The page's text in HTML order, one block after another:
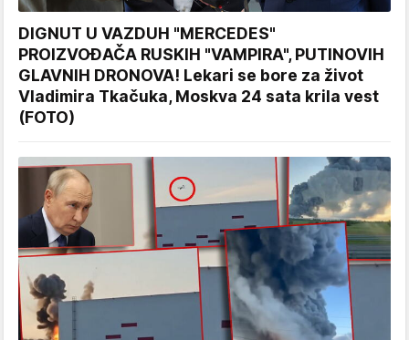
DIGNUT U VAZDUH "MERCEDES"
PROIZVOĐAČA RUSKIH "VAMPIRA", PUTINOVIH
GLAVNIH DRONOVA! Lekari se bore za život
Vladimira Tkačuka, Moskva 24 sata krila vest
(FOTO)